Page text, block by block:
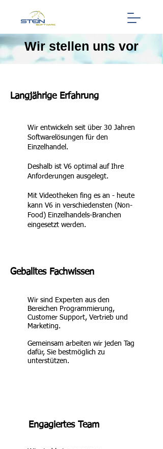
Wir stellen uns vor
Langjährige Erfahrung
Wir entwickeln seit über 30 Jahren
Softwarelösungen für den
Einzelhandel.
Deshalb ist V6 optimal auf Ihre
Anforderungen ausgelegt.
Mit Videotheken fing es an - heute
kann V6 in verschiedensten (Non-
Food) Einzelhandels-Branchen
eingesetzt werden.
Geballtes Fachwissen
Wir sind Experten aus den
Bereichen Programmierung,
Customer Support, Vertrieb und
Marketing.
Gemeinsam arbeiten wir jeden Tag
dafür, Sie bestmöglich zu
unterstützen.
Engagiertes Team